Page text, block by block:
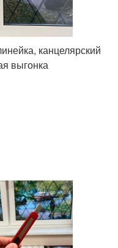
канцелярский
выгонка